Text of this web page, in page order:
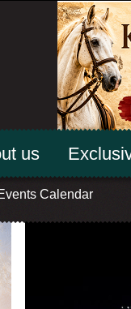
Calendar
us